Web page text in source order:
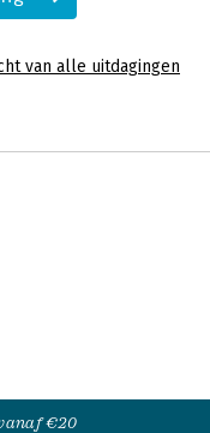
van alle uitdagingen
€20